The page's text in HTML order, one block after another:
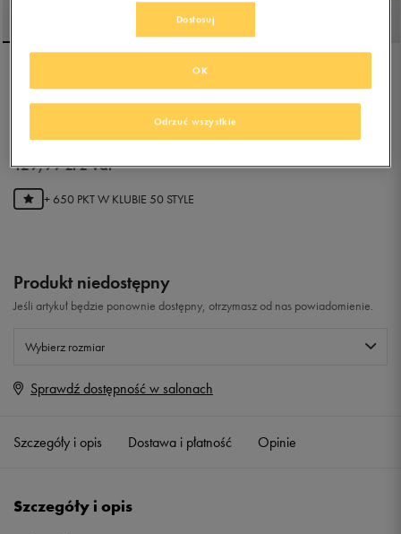
FILA F-13 WEATHER TECH
5.0(23)
129,99złz Vat
+ 650 PKT W KLUBIE 50 STYLE
Produkt niedostępny
Jeśli artykuł będzie ponownie dostępny, otrzymasz od nas powiadomienie.
Wybierz rozmiar
Rozmiary EU
Sprawdź dostępność w salonach
Szczegóły i opis Dostawa i płatność Opinie
Szczegóły i opis
Dostosuj
Odrzuć wszystkie
OK